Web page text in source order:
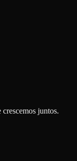
juntos.